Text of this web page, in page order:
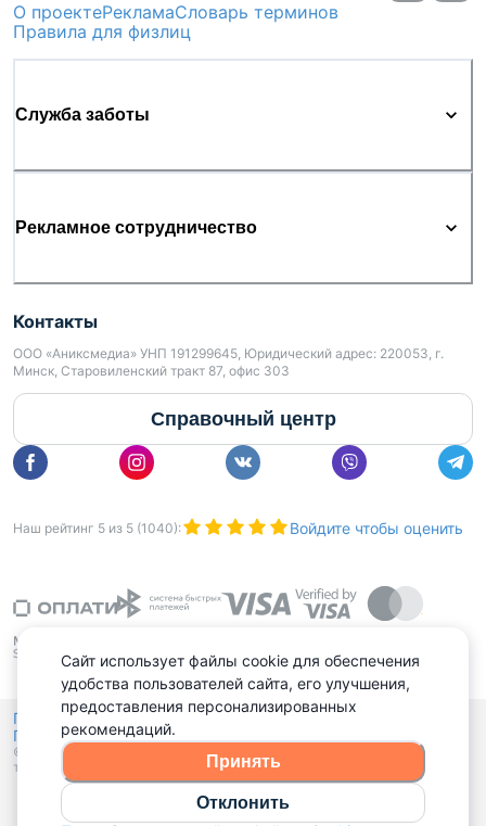
О проектеРекламаСловарь терминов
Правила для физлиц
Служба заботы
Рекламное сотрудничество
Контакты
ООО «Аниксмедиа» УНП 191299645, Юридический адрес: 220053, г.
Минск, Старовиленский тракт 87, офис 303
Справочный центр
Наш рейтинг 5 из 5 (1040): Войдите чтобы оценить
Политика конфиденциальности,
Политика обработки файлов куки
© 2015 - 2026, Domovita.by. Копирование материалов допускается
только при наличии активной ссылки.
Сайт использует файлы cookie для обеспечения
удобства пользователей сайта, его улучшения,
предоставления персонализированных
рекомендаций.
Принять
Отклонить